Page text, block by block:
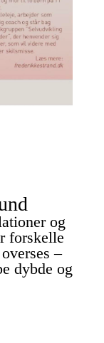
og
forskelle
–
dybde og